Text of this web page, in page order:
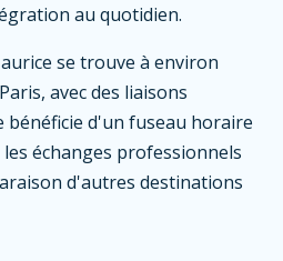
au quotidien.
se trouve à environ
avec des liaisons
bénéficie d'un fuseau horaire
échanges professionnels
d'autres destinations